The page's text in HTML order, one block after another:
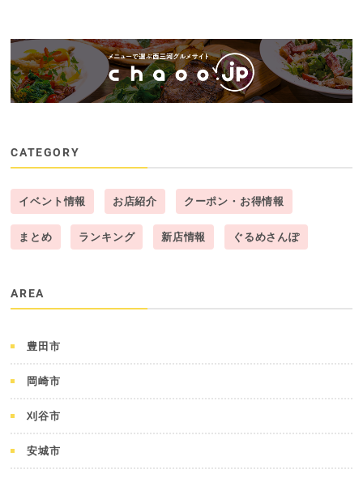
CATEGORY
イベント情報 お店紹介 クーポン・お得情報
まとめ ランキング 新店情報 ぐるめさんぽ
AREA
豊田市
岡崎市
刈谷市
安城市